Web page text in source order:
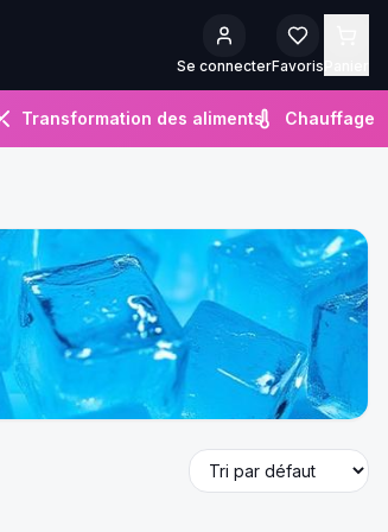
Se connecterFavoris
Transformation des aliments Chauffage